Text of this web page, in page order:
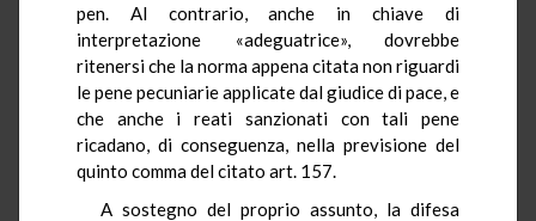
pen. Al contrario, anche in chiave di
interpretazione «adeguatrice», dovrebbe
ritenersi che la norma appena citata non riguardi
le pene pecuniarie applicate dal giudice di pace, e
che anche i reati sanzionati con tali pene
ricadano, di conseguenza, nella previsione del
quinto comma del citato art. 157.
A sostegno del proprio assunto, la difesa